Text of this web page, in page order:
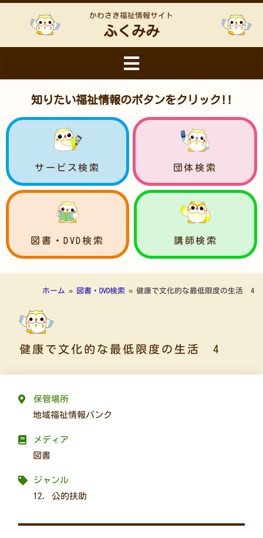
かわさき福祉情報サイト
ふくみみ
知りたい福祉情報のボタンをクリック!!
サービス検索 団体検索
図書・DVD検索 講師検索
ホーム » 図書・DVD検索 » 健康で文化的な最低限度の生活 4
健康で文化的な最低限度の生活 4
保管場所
地域福祉情報バンク
メディア
図書
ジャンル
12. 公的扶助